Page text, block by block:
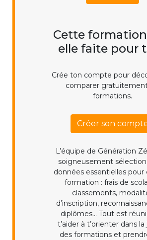
Cette
elle faite pour
Crée ton compte pour
comparer
formations.
Créer son
L’équipe de Génération
soigneusement
données essentielles pour
formation : frais de
classements,
d’inscription,
diplômes... Tout est
t’aider à t’orienter dans
des formations et